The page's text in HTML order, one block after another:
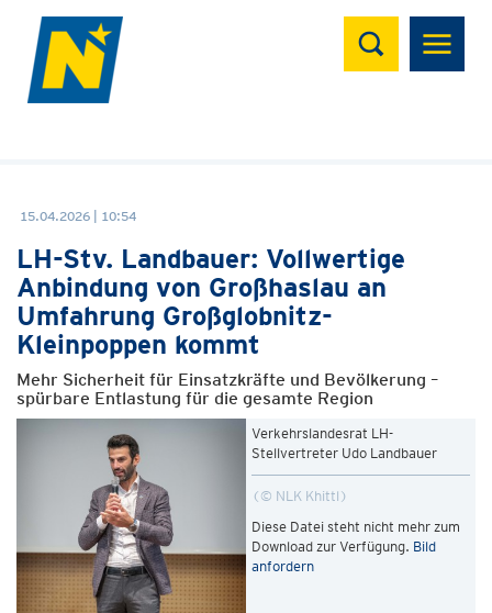
Suchen
15.04.2026 | 10:54
LH-Stv. Landbauer: Vollwertige
Anbindung von Großhaslau an
Umfahrung Großglobnitz-
Kleinpoppen kommt
Mehr Sicherheit für Einsatzkräfte und Bevölkerung –
spürbare Entlastung für die gesamte Region
Verkehrslandesrat LH-
Stellvertreter Udo Landbauer
© NLK Khittl
Diese Datei steht nicht mehr zum
Download zur Verfügung. Bild
anfordern